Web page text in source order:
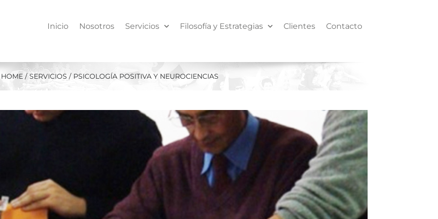
Inicio Nosotros Servicios Filosofía y Estrategias Clientes Contacto
HOME / SERVICIOS / PSICOLOGÍA POSITIVA Y NEUROCIENCIAS